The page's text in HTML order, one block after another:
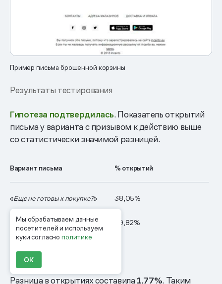
Мы обрабатываем данные
посетителей и используем
куки согласнополитике
ОК
Пример письма брошенной корзины
Результаты тестирования
Гипотеза подтвердилась. Показатель открытий
письма у варианта с призывом к действию выше
со статистически значимой разницей.
Вариант письма % открытий
«Еще не готовы к покупке?» 38,05%
Еще не готовы к покупке?
Поторопитесь!»
39,82%
Разница в открытиях составила1,77%. Таким